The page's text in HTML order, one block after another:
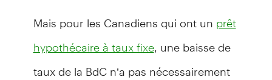
Mais pour les Canadiens qui ont un prêt
hypothécaire à taux fixe, une baisse de
taux de la BdC n’a pas nécessairement